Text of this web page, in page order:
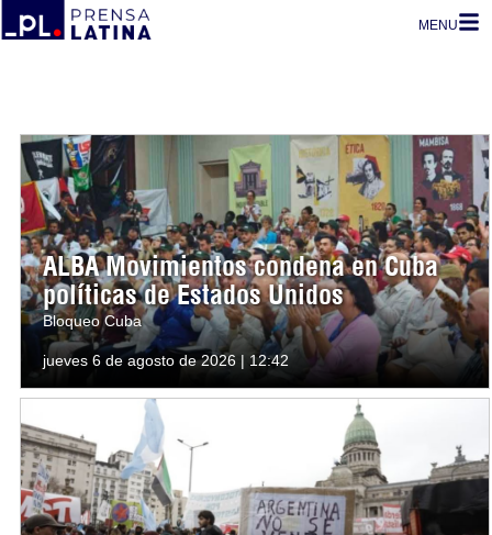
MENU
ALBA Movimientos condena en Cuba
políticas de Estados Unidos
Bloqueo Cuba
jueves 6 de agosto de 2026 | 12:42